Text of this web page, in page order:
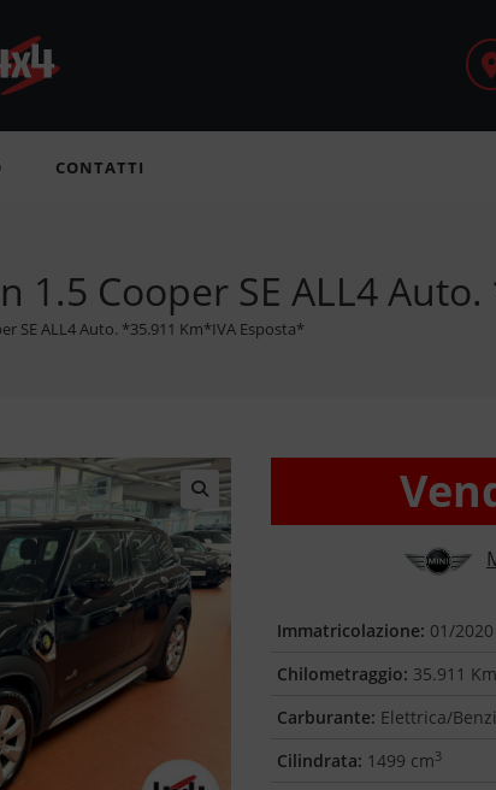
CONTATTI
1.5 Cooper SE ALL4
SE ALL4 Auto. *35.911 Km*IVA Esposta*
🔍
Immatricolazione: 01/2020
Chilometraggio: 35.911 Km
Carburante: Elettrica/
Cilindrata: 1499 cm3